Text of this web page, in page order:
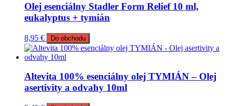
Olej esenciálny Stadler Form Relief 10 ml,
eukalyptus + tymián
8,95 € Do obchodu
Altevita 100% esenciálny olej TYMIÁN – Olej
asertivity a odvahy 10ml